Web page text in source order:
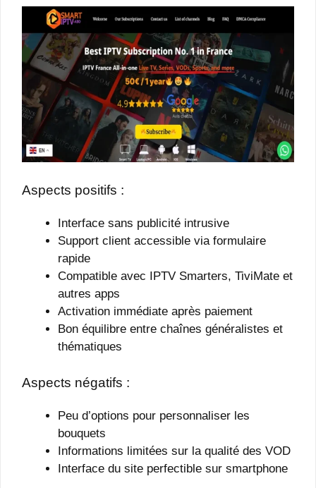
Aspects positifs :
Interface sans publicité intrusive
Support client accessible via formulaire
rapide
Compatible avec IPTV Smarters, TiviMate et
autres apps
Activation immédiate après paiement
Bon équilibre entre chaînes généralistes et
thématiques
Aspects négatifs :
Peu d’options pour personnaliser les
bouquets
Informations limitées sur la qualité des VOD
Interface du site perfectible sur smartphone